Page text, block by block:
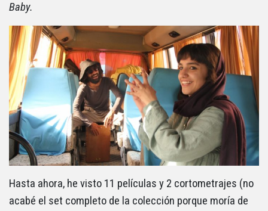
Baby.
Hasta ahora, he visto 11 películas y 2 cortometrajes (no
acabé el set completo de la colección porque moría de